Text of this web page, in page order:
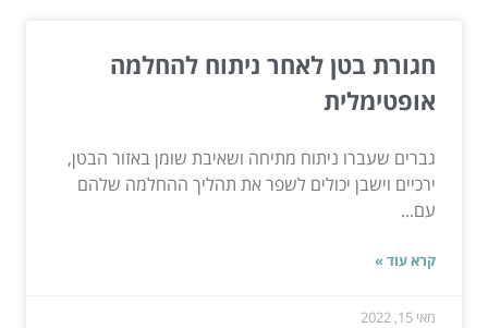
חגורת בטן לאחר ניתוח להחלמה
אופטימלית
גברים שעברו ניתוח מתיחה ושאיבת שומן באזור הבטן,
ירכיים וישבן יכולים לשפר את תהליך ההחלמה שלהם
עם...
קרא עוד »
מאי 15, 2022